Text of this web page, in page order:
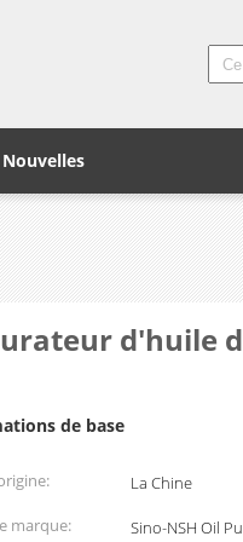
Nouvelles
d'huile
de base
La Chine
marque:
Sino-NSH Oil